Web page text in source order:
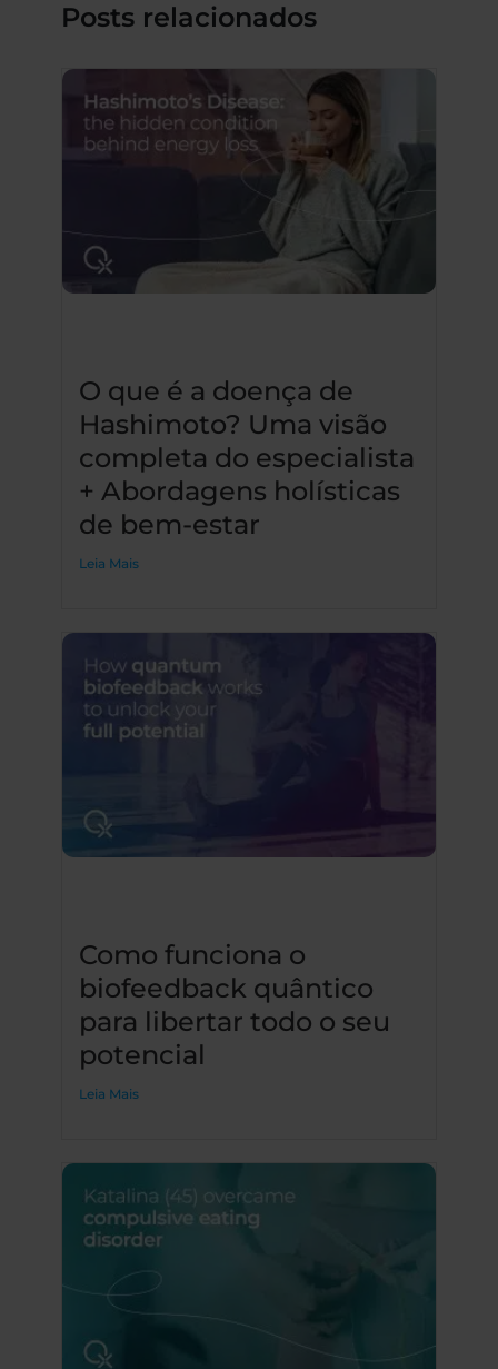
Posts relacionados
O que é a doença de
Hashimoto? Uma visão
completa do especialista
+ Abordagens holísticas
de bem-estar
Leia Mais
Como funciona o
biofeedback quântico
para libertar todo o seu
potencial
Leia Mais